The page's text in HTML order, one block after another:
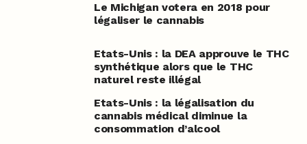
Le Michigan votera en 2018 pour
légaliser le cannabis
Etats-Unis : la DEA approuve le THC
synthétique alors que le THC
naturel reste illégal
Etats-Unis : la légalisation du
cannabis médical diminue la
consommation d’alcool